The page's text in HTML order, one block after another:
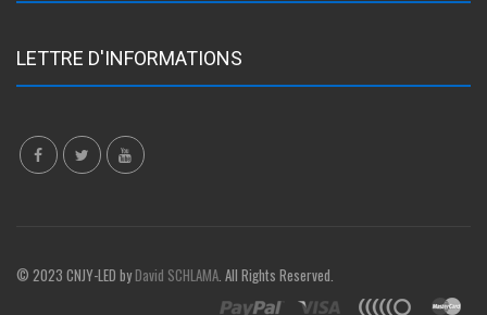
LETTRE D'INFORMATIONS
© 2023 CNJY-LED byDavid SCHLAMA. All Rights Reserved.